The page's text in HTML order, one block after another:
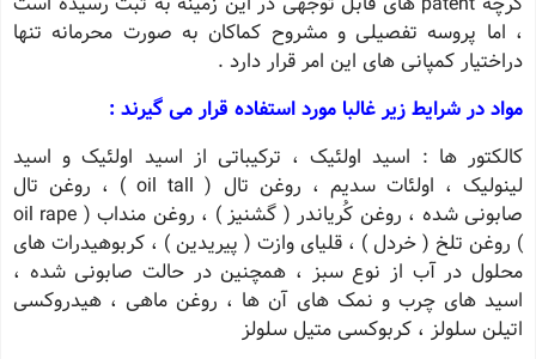
، اما پروسه تفصیلی و مشروح کماکان به صورت محرمانه تنها
دراختیار کمپانی های این امر قرار دارد .
مواد در شرایط زیر غالبا مورد استفاده قرار می گیرند :
کالکتور ها : اسید اولئیک ، ترکیباتی از اسید اولئیک و اسید
لینولیک ، اولئات سدیم ، روغن تال ( oil tall ) ، روغن تال
صابونی شده ، روغن کُریاندر ( گشنیز ) ، روغن منداب ( oil rape
) روغن تلخ ( خردل ) ، قلیای وازت ( پیریدین ) ، کربوهیدرات های
محلول در آب از نوع سبز ، همچنین در حالت صابونی شده ،
اسید های چرب و نمک های آن ها ، روغن ماهی ، هیدروکسی
اتیلن سلولز ، کربوکسی متیل سلولز